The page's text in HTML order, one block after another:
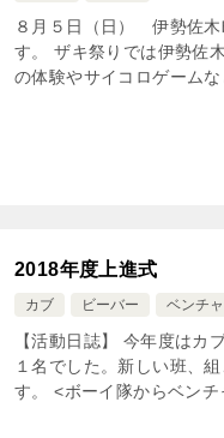
８月５日（日） 伊勢佐木
す。 ザキ祭りでは伊勢佐
の体験やサイコロゲーム
2018年度上進式
カブ ビーバー ベンチ
【活動日誌】 今年度はカ
１名でした。新しい班、
す。 <ボーイ隊からベン